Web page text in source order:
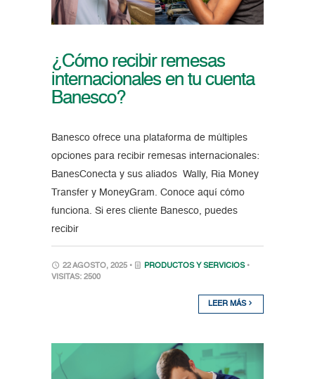
¿Cómo recibir remesas
internacionales en tu cuenta
Banesco?
Banesco ofrece una plataforma de múltiples
opciones para recibir remesas internacionales:
BanesConecta y sus aliados Wally, Ria Money
Transfer y MoneyGram. Conoce aquí cómo
funciona. Si eres cliente Banesco, puedes
recibir
22 AGOSTO, 2025 • PRODUCTOS Y SERVICIOS •
VISITAS: 2500
LEER MÁS